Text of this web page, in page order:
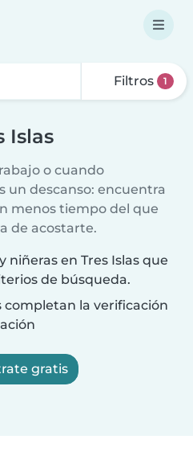
Filtros 1
Islas
o cuando
un descanso: encuentra
menos tiempo del que
de acostarte.
en Tres Islas que
de búsqueda.
completan la verificación
gratis